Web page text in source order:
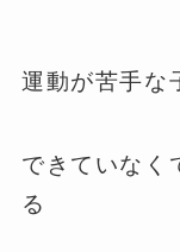
運動が苦手な
できていなく
る